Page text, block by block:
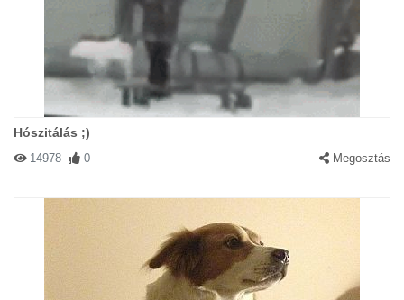
Hószitálás ;)
14978 0 Megosztás